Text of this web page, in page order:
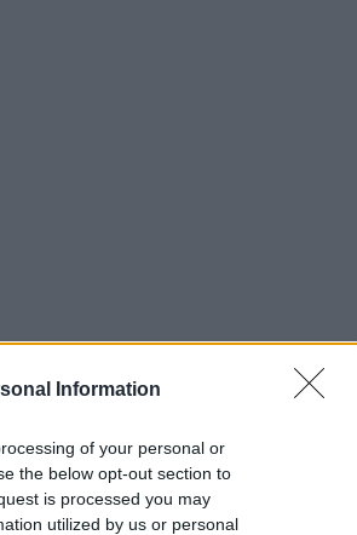
Information
of your personal or
the below opt-out section to
is processed you may
utilized by us or personal